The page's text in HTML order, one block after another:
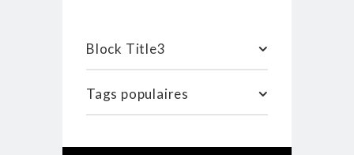
Block Title3
Tags populaires